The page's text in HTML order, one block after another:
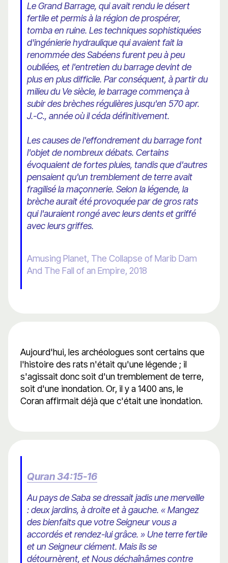
Le Grand Barrage, qui avait rendu le désert
fertile et permis à la région de prospérer,
tomba en ruine. Les techniques sophistiquées
d'ingénierie hydraulique qui avaient fait la
renommée des Sabéens furent peu à peu
oubliées, et l'entretien du barrage devint de
plus en plus difficile. Par conséquent, à partir du
milieu du Ve siècle, le barrage commença à
subir des brèches régulières jusqu'en 570 apr.
J.-C., année où il céda définitivement.
Les causes de l'effondrement du barrage font
l'objet de nombreux débats. Certains
évoquaient de fortes pluies, tandis que d'autres
pensaient qu'un tremblement de terre avait
fragilisé la maçonnerie. Selon la légende, la
brèche aurait été provoquée par de gros rats
qui l'auraient rongé avec leurs dents et griffé
avec leurs griffes.
Amusing Planet, The Collapse of Marib Dam
And The Fall of an Empire, 2018
Aujourd'hui, les archéologues sont certains que
l'histoire des rats n'était qu'une légende ; il
s'agissait donc soit d'un tremblement de terre,
soit d'une inondation. Or, il y a 1400 ans, le
Coran affirmait déjà que c'était une inondation.
Quran 34:15-16
Au pays de Saba se dressait jadis une merveille
: deux jardins, à droite et à gauche. « Mangez
des bienfaits que votre Seigneur vous a
accordés et rendez-lui grâce. » Une terre fertile
et un Seigneur clément. Mais ils se
détournèrent, et Nous déchaînâmes contre